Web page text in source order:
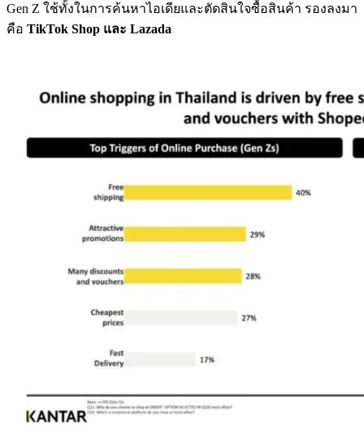
Gen Z ใช้ทั้งในการค้นหาไอเดียและตัดสินใจซื้อสินค้า รองลงมา
คือ TikTok Shop และ Lazada